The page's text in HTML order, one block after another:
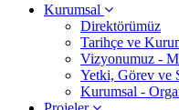
Kurumsal
Direktörümüz
Tarihçe ve
Vizyonumuz -
Yetki, Görev ve
Kurumsal -